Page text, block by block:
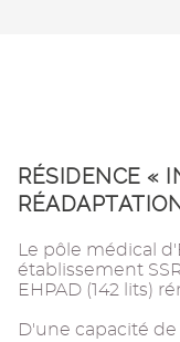
RÉSIDENCE «
Le pôle médical
établissement
EHPAD (142 lits)
D'une capacité